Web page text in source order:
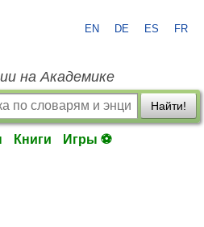
EN DE ES FR
на Академике
Найти!
Книги Игры ⚽